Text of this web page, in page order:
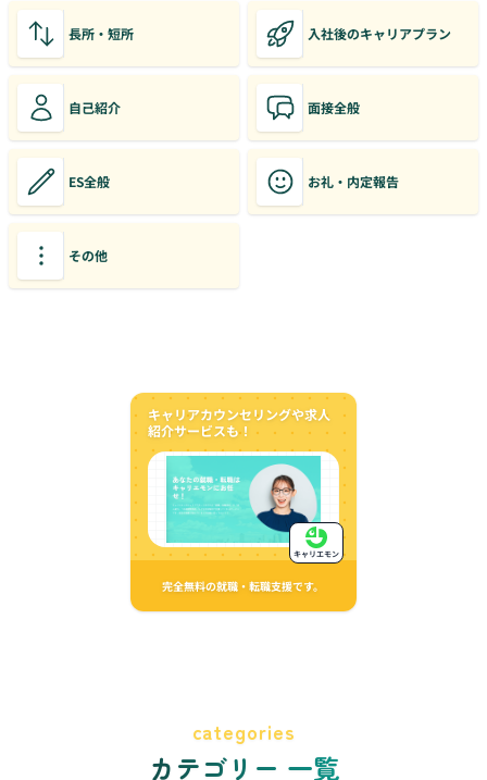
長所・短所 入社後のキャリアプラン
自己紹介 面接全般
ES全般 お礼・内定報告
その他
キャリアカウンセリングや求人
紹介サービスも！
完全無料の就職・転職支援です。
キャリエモン
categories
カテゴリー 一覧